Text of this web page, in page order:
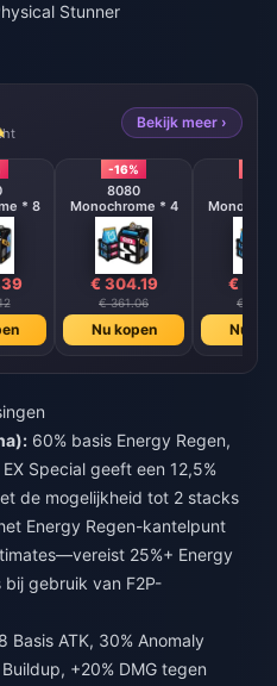
Stunner
Bekijk meer ›
* 8
-16%
8080
Monochrome * 4
€ 304.19
€ 361.06
Nu kopen
€
€
Nu
60% basis Energy Regen,
Special geeft een 12,5%
de mogelijkheid tot 2 stacks
Energy Regen-kantelpunt
25%+ Energy
bij gebruik van F2P-
Basis ATK, 30% Anomaly
+20% DMG tegen